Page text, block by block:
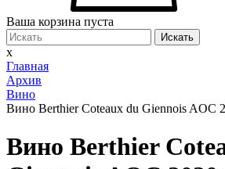
Ваша корзина пуста
Искать
x
Главная
Архив
Вино
Вино Berthier Coteaux du Giennois AOC
Вино Berthier